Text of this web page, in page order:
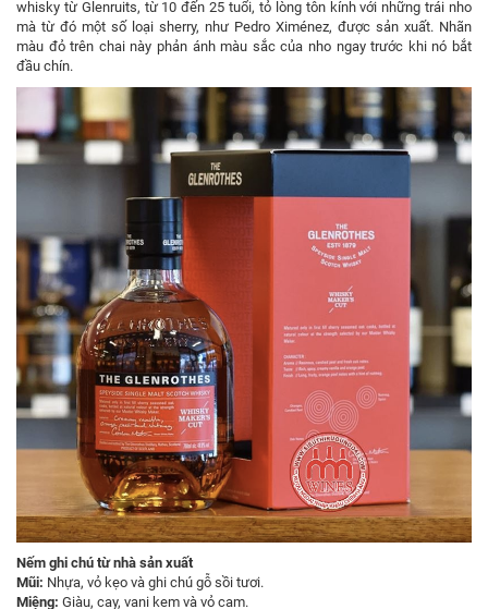
whisky từ Glenruits, từ 10 đến 25 tuổi, tỏ lòng tôn kính với những trái nho
mà từ đó một số loại sherry, như Pedro Ximénez, được sản xuất. Nhãn
màu đỏ trên chai này phản ánh màu sắc của nho ngay trước khi nó bắt
đầu chín.
Nếm ghi chú từ nhà sản xuất
Mũi: Nhựa, vỏ kẹo và ghi chú gỗ sồi tươi.
Miệng: Giàu, cay, vani kem và vỏ cam.